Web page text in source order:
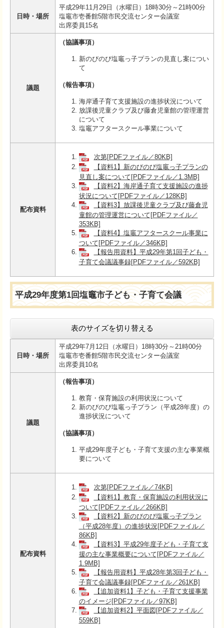
日時・場所
平成29年11月29日（水曜日）18時30分～21時00分
塩竈市壱番館5階市民交流センター会議室
出席委員15名
議題
（協議事項）
新のびのび塩竈っ子プランの見直し案につい
て
（報告事項）
海岸通子育て支援施設の進捗状況について
放課後児童クラブ及び藤倉児童館の管理運営
について
塩竈アフタースクール事業について
配布資料
次第[PDFファイル／80KB]
【資料1】新のびのび塩竈っ子プランの
見直し案について[PDFファイル／1.3MB]
【資料2】海岸通子育て支援施設の進捗
状況について[PDFファイル／128KB]
【資料3】放課後児童クラブ及び藤倉児
童館の管理運営について[PDFファイル／
353KB]
【資料4】塩竈アフタースクール事業に
ついて[PDFファイル／346KB]
【報告用資料】平成29年第1回子ども・
子育て会議議事録[PDFファイル／592KB]
平成29年度第1回塩竈市子ども・子育て会議
表のサイズを切り替える
日時・場所
平成29年7月12日（水曜日）18時30分～21時00分
塩竈市壱番館5階市民交流センター会議室
出席委員10名
議題
（報告事項）
教育・保育施設の利用状況について
新のびのび塩竈っ子プラン（平成28年度）の
進捗状況について
（協議事項）
平成29年度子ども・子育て支援の主な事業概
要について
配布資料
次第[PDFファイル／74KB]
【資料1】教育・保育施設の利用状況に
ついて[PDFファイル／266KB]
【資料2】新のびのび塩竈っ子プラン
（平成28年度）の進捗状況[PDFファイル／
86KB]
【資料3】平成29年度子ども・子育て支
援の主な事業概要について[PDFファイル／
1.9MB]
【報告用資料】平成28年第3回子ども・
子育て会議議事録[PDFファイル／261KB]
【追加資料1】子ども・子育て支援事業
のイメージ[PDFファイル／97KB]
【追加資料2】平面図[PDFファイル／
559KB]